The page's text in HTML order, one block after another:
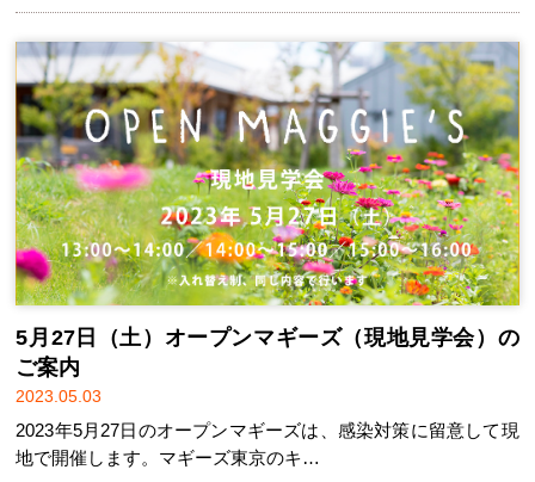
5月27日（土）オープンマギーズ（現地見学会）の
ご案内
2023.05.03
2023年5月27日のオープンマギーズは、感染対策に留意して現
地で開催します。マギーズ東京のキ…